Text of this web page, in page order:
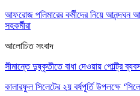
আফরোজ পলিমারের কর্মীদের নিয়ে আনন্দঘন
সহকর্মীরা
আলোচিত সংবাদ
সীমান্তে দুষ্কৃতীতে বাধা দেওয়ায় পোল্ট্রি
কালারফুল সিলেটের ২য় বর্ষপূর্তি উপলক্ষে